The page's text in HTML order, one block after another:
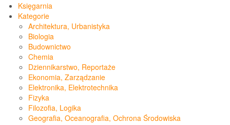
Księgarnia
Kategorie
Architektura, Urbanistyka
Biologia
Budownictwo
Chemia
Dziennikarstwo, Reportaże
Ekonomia, Zarządzanie
Elektronika, Elektrotechnika
Fizyka
Filozofia, Logika
Geografia, Oceanografia, Ochrona Środowiska